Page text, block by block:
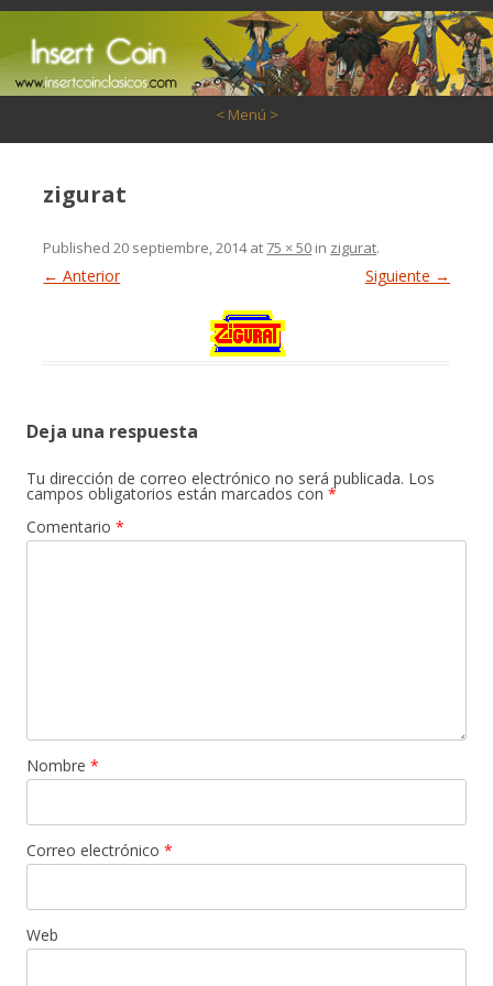
< Menú >
zigurat
Published20 septiembre, 2014at 75 × 50 in zigurat.
← Anterior Siguiente →
Deja una respuesta
Tu dirección de correo electrónico no será publicada. Los
campos obligatorios están marcados con *
Comentario *
Nombre *
Correo electrónico *
Web